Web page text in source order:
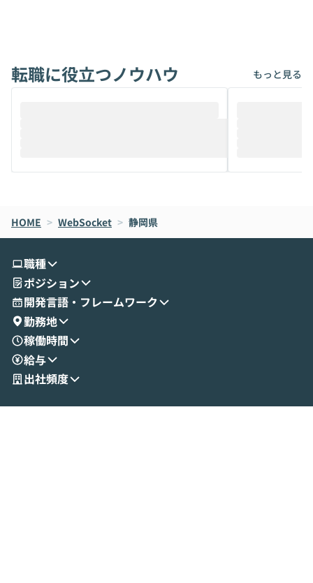
けでなく、想像以上の範囲まで自動化でき
ることは、まだあまり知られていません。
メルカリでの判断基準をもとに「なぜClau
oworkの基本的な機能をご紹介いただきま
す。 続く公開デモでは、実際にCoworkを
せいただきます。数分でワークフローが完
成する手軽さや、Gmail等の外部サービス
とセキュアに連携できるポイントなど、実
演を通じて具体的なイメージをお届けしま
す。 後半のディスカッションでは、セキュ
リティの考え方や社内導入の進め方など、
現場目線でさらに深掘りしていきます。
「自分の業務をAIで自動化してみたいけ
いう方にこそ参加いただきたいイベントで
は、評判では
ているAIを選ぶこ
それぞれの本当
ント構築の最前
転職に役立つノウハウ もっと見る
HOME > WebSocket > 静岡県
職種
ポジション
開発言語・フレームワーク
勤務地
稼働時間
給与
出社頻度